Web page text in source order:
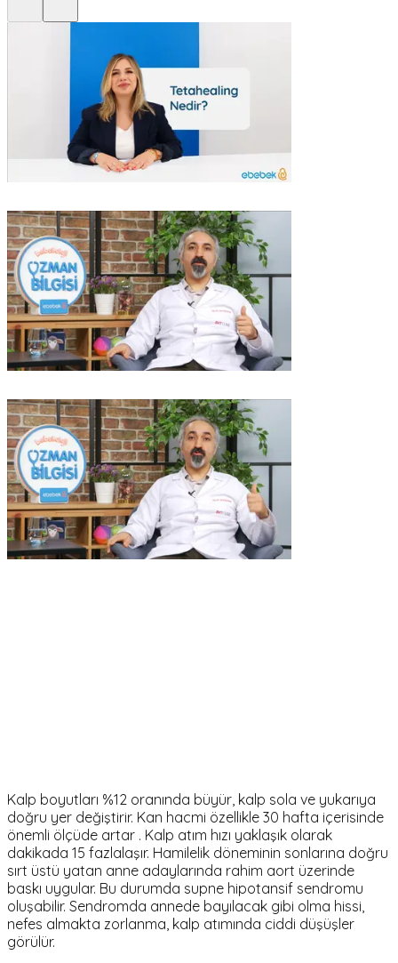
Kalp boyutları %12 oranında büyür, kalp sola ve yukarıya
doğru yer değiştirir. Kan hacmi özellikle 30 hafta içerisinde
önemli ölçüde artar . Kalp atım hızı yaklaşık olarak
dakikada 15 fazlalaşır. Hamilelik döneminin sonlarına doğru
sırt üstü yatan anne adaylarında rahim aort üzerinde
baskı uygular. Bu durumda supne hipotansif sendromu
oluşabilir. Sendromda annede bayılacak gibi olma hissi,
nefes almakta zorlanma, kalp atımında ciddi düşüşler
görülür.